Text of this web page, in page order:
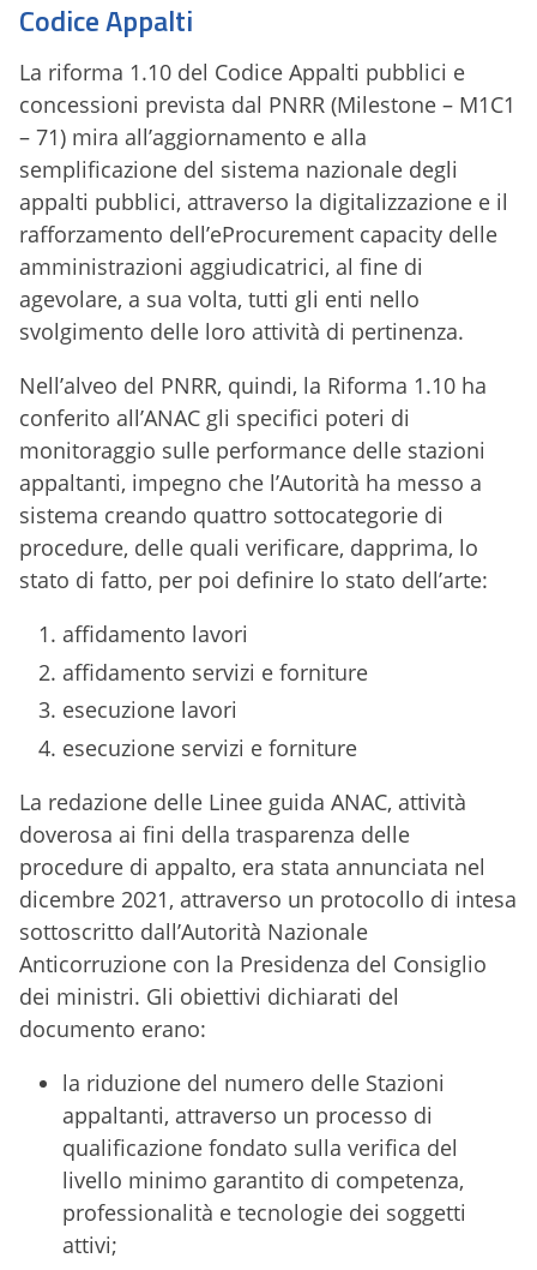
Codice Appalti
La riforma 1.10 del Codice Appalti pubblici e
concessioni prevista dal PNRR (Milestone – M1C1
– 71) mira all’aggiornamento e alla
semplificazione del sistema nazionale degli
appalti pubblici, attraverso la digitalizzazione e il
rafforzamento dell’eProcurement capacity delle
amministrazioni aggiudicatrici, al fine di
agevolare, a sua volta, tutti gli enti nello
svolgimento delle loro attività di pertinenza.
Nell’alveo del PNRR, quindi, la Riforma 1.10 ha
conferito all’ANAC gli specifici poteri di
monitoraggio sulle performance delle stazioni
appaltanti, impegno che l’Autorità ha messo a
sistema creando quattro sottocategorie di
procedure, delle quali verificare, dapprima, lo
stato di fatto, per poi definire lo stato dell’arte:
affidamento lavori
affidamento servizi e forniture
esecuzione lavori
esecuzione servizi e forniture
La redazione delle Linee guida ANAC, attività
doverosa ai fini della trasparenza delle
procedure di appalto, era stata annunciata nel
dicembre 2021, attraverso un protocollo di intesa
sottoscritto dall’Autorità Nazionale
Anticorruzione con la Presidenza del Consiglio
dei ministri. Gli obiettivi dichiarati del
documento erano:
la riduzione del numero delle Stazioni
appaltanti, attraverso un processo di
qualificazione fondato sulla verifica del
livello minimo garantito di competenza,
professionalità e tecnologie dei soggetti
attivi;